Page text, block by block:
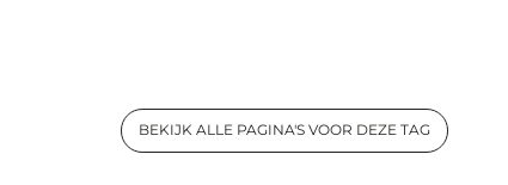
BEKIJK ALLE PAGINA'S VOOR DEZE TAG